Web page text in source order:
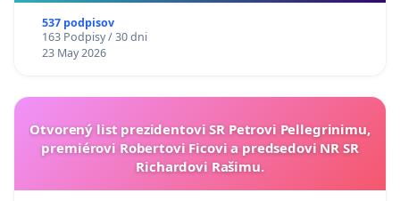
537 podpisov
163 Podpisy / 30 dni
23 May 2026
Otvorený list prezidentovi SR Petrovi Pellegrinimu,
premiérovi Robertovi Ficovi a predsedovi NR SR
Richardovi Rašimu.